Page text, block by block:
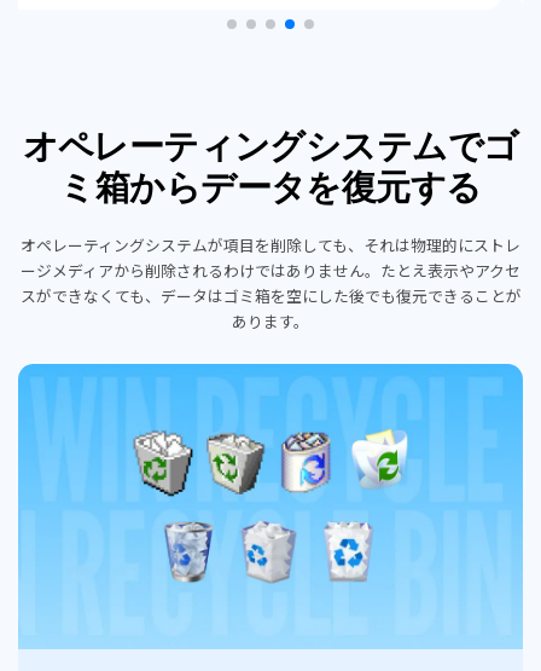
オペレーティングシステムでゴ
ミ箱からデータを復元する
オペレーティングシステムが項目を削除しても、それは物理的にストレ
ージメディアから削除されるわけではありません。たとえ表示やアクセ
スができなくても、 データはゴミ箱を空にした後でも復元できることが
あります。